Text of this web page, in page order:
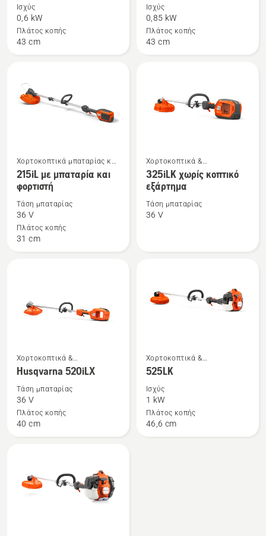
για
το
122C
Ισχύς
0,6 kW
Πλάτος κοπής
43 cm
για
το
129LK
Ισχύς
0,85 kW
Πλάτος κοπής
43 cm
Δείτε
περισσότερες
λεπτομέρειες
για
το
215iL
Χορτοκοπτικά μπαταρίας και
ηλεκτρικά χορτοκοπτικά
215iL με μπαταρία και
φορτιστή
Τάση μπαταρίας
36 V
Πλάτος κοπής
31 cm
Δείτε
περισσότερες
λεπτομέρειες
για
το
Χορτοκοπτικά &
Πολυμηχανήματα Combi
325iLK χωρίς κοπτικό
εξάρτημα
Τάση μπαταρίας
36 V
Δείτε
περισσότερες
λεπτομέρειες
για
το
Husqvarna
Χορτοκοπτικά &
Πολυμηχανήματα Combi
Husqvarna 520iLX
Τάση μπαταρίας
36 V
Πλάτος κοπής
40 cm
Δείτε
περισσότερες
λεπτομέρειες
για
το
525LK
Χορτοκοπτικά &
Πολυμηχανήματα Combi
525LK
Ισχύς
1 kW
Πλάτος κοπής
46,6 cm